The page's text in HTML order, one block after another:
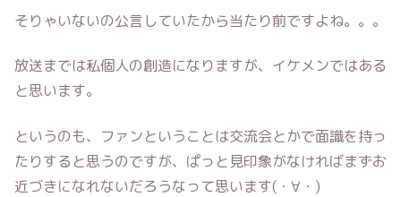
そりゃいないの公言していたから当たり前ですよね。。。
放送までは私個人の創造になりますが、イケメンではある
と思います。
というのも、ファンということは交流会とかで面識を持っ
たりすると思うのですが、ぱっと見印象がなければまずお
近づきになれないだろうなって思います(・∀・)